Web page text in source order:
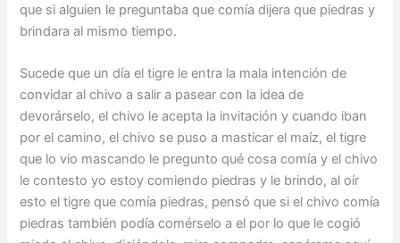
que si alguien le preguntaba que comía dijera que piedras y
brindara al mismo tiempo.
Sucede que un día el tigre le entra la mala intención de
convidar al chivo a salir a pasear con la idea de
devorárselo, el chivo le acepta la invitación y cuando iban
por el camino, el chivo se puso a masticar el maíz, el tigre
que lo vio mascando le pregunto qué cosa comía y el chivo
le contesto yo estoy comiendo piedras y le brindo, al oír
esto el tigre que comía piedras, pensó que si el chivo comía
piedras también podía comérselo a el por lo que le cogió